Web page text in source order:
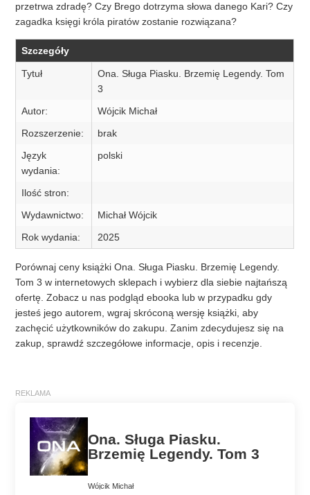
przetrwa zdradę? Czy Brego dotrzyma słowa danego Kari? Czy
zagadka księgi króla piratów zostanie rozwiązana?
Szczegóły
Tytuł
Ona. Sługa Piasku. Brzemię Legendy. Tom
3
Autor:
Wójcik Michał
Rozszerzenie:
brak
Język
wydania:
polski
Ilość stron:
Wydawnictwo:
Michał Wójcik
Rok wydania:
2025
Porównaj ceny książki Ona. Sługa Piasku. Brzemię Legendy.
Tom 3 w internetowych sklepach i wybierz dla siebie najtańszą
ofertę. Zobacz u nas podgląd ebooka lub w przypadku gdy
jesteś jego autorem, wgraj skróconą wersję książki, aby
zachęcić użytkowników do zakupu. Zanim zdecydujesz się na
zakup, sprawdź szczegółowe informacje, opis i recenzje.